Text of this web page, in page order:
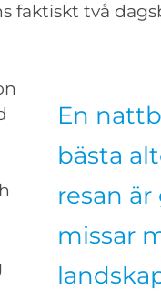
faktiskt två
En
bästa
resan
missar